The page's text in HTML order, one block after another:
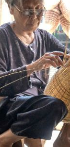
(Source: Hiep hoi du
An